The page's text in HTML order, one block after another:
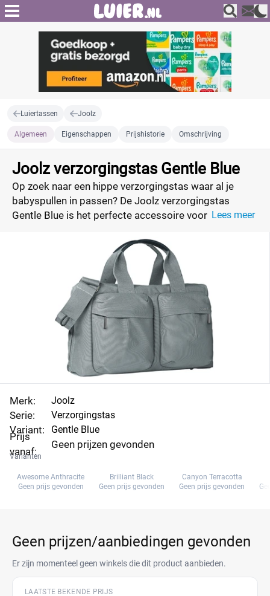
Luiertassen Joolz
Algemeen Eigenschappen Prijshistorie Omschrijving
Joolz verzorgingstas Gentle Blue
Op zoek naar een hippe verzorgingstas waar al je
babyspullen in passen? De Joolz verzorgingstas
Gentle Blue is het perfecte accessoire voor alle extra
praktische en handige vakken, waaronder een
geïsoleerd vak om flesjes warm of gekoeld te houden.
Je krijgt bij deze grote verzorgingstas bovendien een
handig verschoningsmatje voor snelle pitstops.
Lees meer
Merk:
Serie:
Variant:
Prijs
vanaf:
Joolz
Verzorgingstas
Gentle Blue
Geen prijzen gevonden
Varianten
Awesome Anthracite
Geen prijs gevonden
Brilliant Black
Geen prijs gevonden
Canyon Terracotta
Geen prijs gevonden
Geen prijzen/aanbiedingen gevonden
Er zijn momenteel geen winkels die dit product aanbieden.
LAATSTE BEKENDE PRIJS